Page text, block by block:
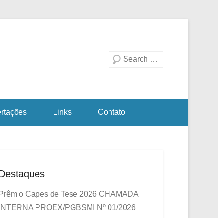
Investigativa
Pesquisa
Links Contato
Prêmio Capes de Tese 2026 CHAMADA
INTERNA PROEX/PGBSMI Nº 01/2026